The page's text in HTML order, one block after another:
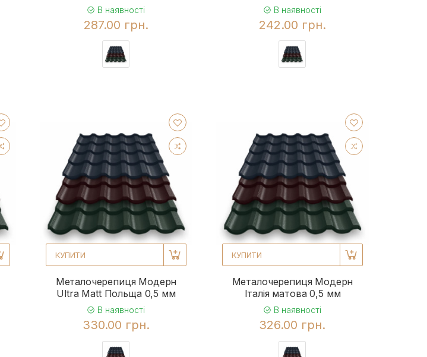
В наявності
287.00 грн.
В наявності
242.00 грн.
КУПИТИ
Металочерепиця Модерн
Ultra Matt Польща 0,5 мм
В наявності
330.00 грн.
КУПИТИ
Металочерепиця Модерн
Італія матова 0,5 мм
В наявності
326.00 грн.